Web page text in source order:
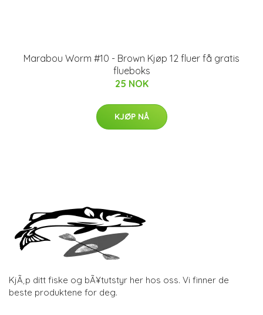
Marabou Worm #10 - Brown Kjøp 12 fluer få gratis
flueboks
25 NOK
KJØP NÅ
KjÃ¸p ditt fiske og bÃ¥tutstyr her hos oss. Vi finner de
beste produktene for deg.